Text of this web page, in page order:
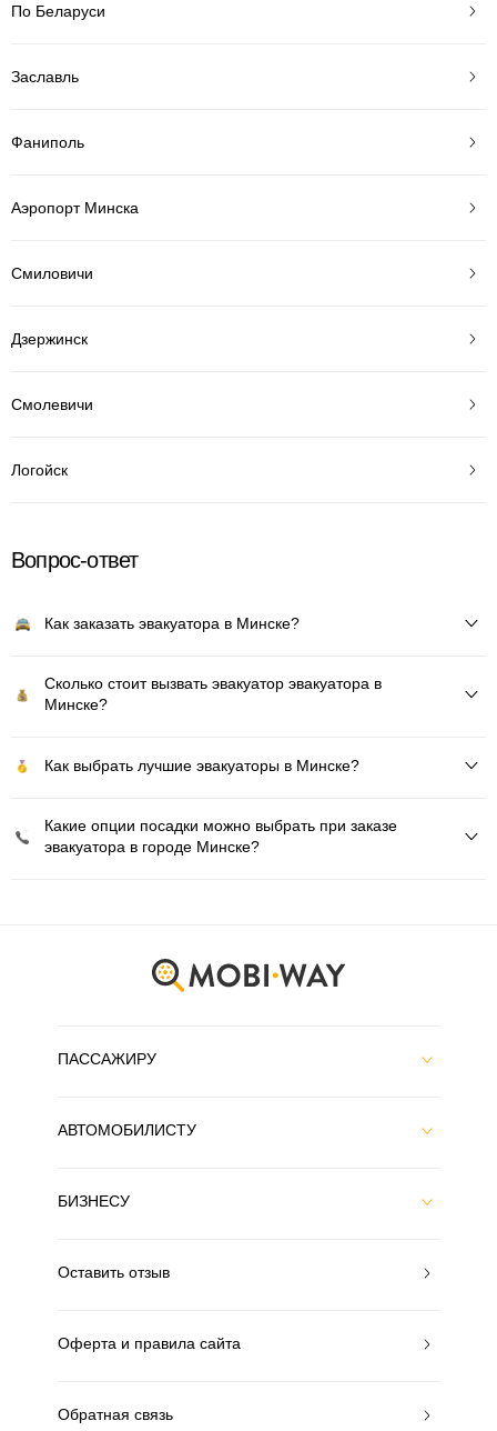
По Беларуси
Заславль
Фаниполь
Аэропорт Минска
Смиловичи
Дзержинск
Смолевичи
Логойск
Вопрос-ответ
Как заказать эвакуатора в Минске?
Сколько стоит вызвать эвакуатор эвакуатора в
Минске?
Как выбрать лучшие эвакуаторы в Минске?
Какие опции посадки можно выбрать при заказе
эвакуатора в городе Минске?
ПАССАЖИРУ
АВТОМОБИЛИСТУ
БИЗНЕСУ
Оставить отзыв
Оферта и правила сайта
Обратная связь